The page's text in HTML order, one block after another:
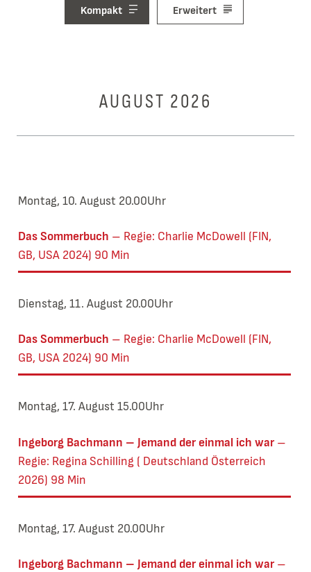
Kompakt Erweitert
AUGUST 2026
Das Sommerbuch
Regie: Charlie McDowell (FIN,
GB, USA 2024) 90 Min
Montag, 10. August 20.00Uhr
Das Sommerbuch
Regie: Charlie McDowell (FIN,
GB, USA 2024) 90 Min
Dienstag, 11. August 20.00Uhr
Ingeborg Bachmann – Jemand der einmal ich war
Regie: Regina Schilling ( Deutschland Österreich
2026) 98 Min
Montag, 17. August 15.00Uhr
Ingeborg Bachmann – Jemand der einmal ich war
Montag, 17. August 20.00Uhr